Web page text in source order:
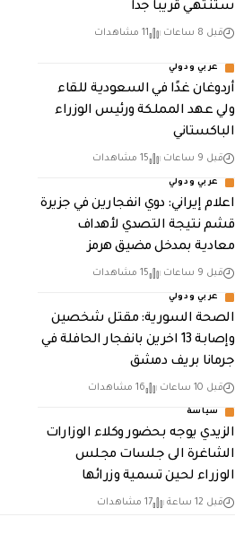
ستنتهي قريباً جداً
قبل 8 ساعات 11 مشاهدات
عربي ودولي
أردوغان غدًا في السعودية للقاء
ولي عهد المملكة ورئيس الوزراء
الباكستاني
قبل 9 ساعات 15 مشاهدات
عربي ودولي
اعلام إيراني: دوي انفجارين في جزيرة
قشم نتيجة التصدي لأهداف
معادية بمدخل مضيق هرمز
قبل 9 ساعات 15 مشاهدات
عربي ودولي
الصحة السورية: مقتل شخصين
وإصابة 13 اخرين بانفجار الحافلة في
جرمانا بريف دمشق
قبل 10 ساعات 16 مشاهدات
سياسة
الزيدي يوجه بحضور وكلاء الوزارات
الشاغرة الى جلسات مجلس
الوزراء لحين تسمية وزرائها
قبل 12 ساعة 17 مشاهدات